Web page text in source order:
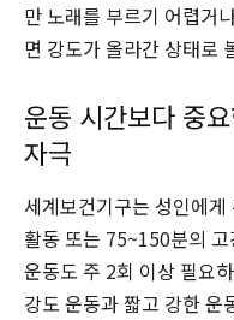
만 노래를 부르기 어렵거
면 강도가 올라간 상태로
운동 시간보다 중
자극
세계보건기구는 성인에
활동 또는 75~150분의
운동도 주 2회 이상 필요
강도 운동과 짧고 강한 운